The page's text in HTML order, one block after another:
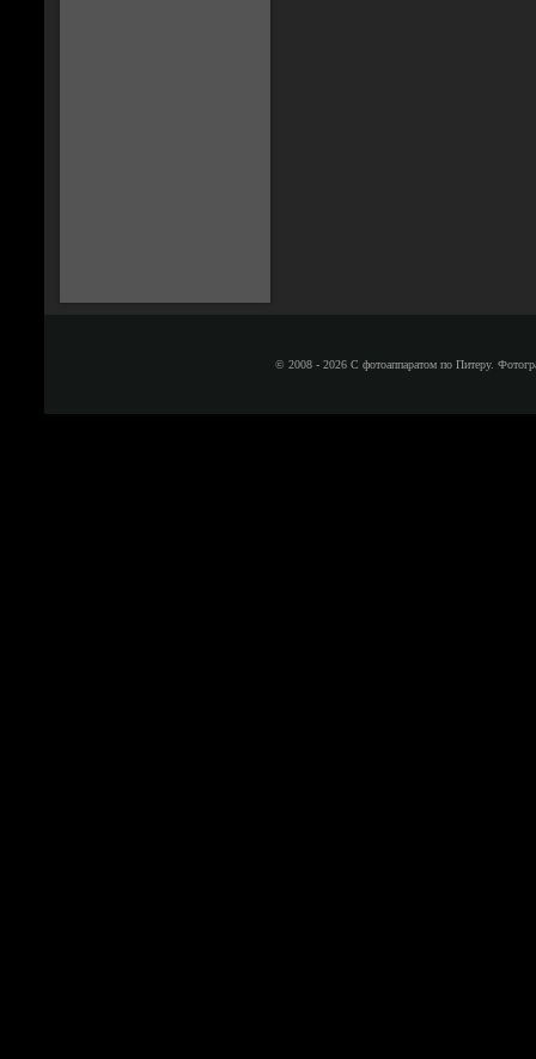
© 2008 - 2026 С фотоаппаратом по Питеру.